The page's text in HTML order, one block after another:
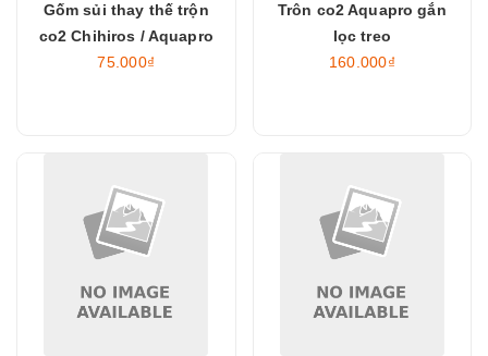
Gốm sủi thay thế trộn
co2 Chihiros / Aquapro
75.000₫
Trôn co2 Aquapro gắn
lọc treo
160.000₫